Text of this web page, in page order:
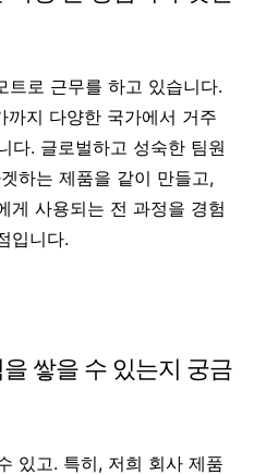
트로 근무를 하고 있습니다.
까지 다양한 국가에서 거주
다. 글로벌하고 성숙한 팀원
하는 제품을 같이 만들고,
게 사용되는 전 과정을 경험
입니다.
쌓을 수 있는지 궁금
있고. 특히, 저희 회사 제품